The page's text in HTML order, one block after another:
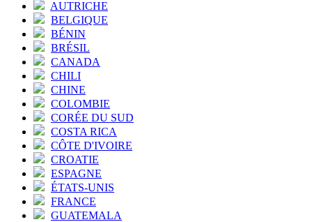
AUTRICHE
BELGIQUE
BÉNIN
BRÉSIL
CANADA
CHILI
CHINE
COLOMBIE
CORÉE DU SUD
COSTA RICA
CÔTE D'IVOIRE
CROATIE
ESPAGNE
ÉTATS-UNIS
FRANCE
GUATEMALA